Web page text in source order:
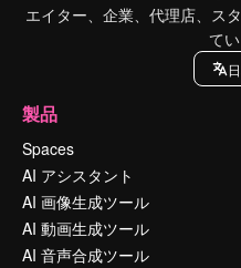
エイター、企業、代理店、ス
てい
製品
Spaces
AI アシスタント
AI 画像生成ツール
AI 動画生成ツール
AI 音声合成ツール